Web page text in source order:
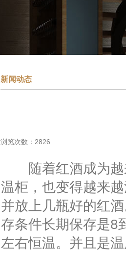
新闻动态
浏览次数：2826
随着红酒成为越
温柜，也变得越来
并放上几瓶好的红
存条件长期保存是8
左右恒温。并且是